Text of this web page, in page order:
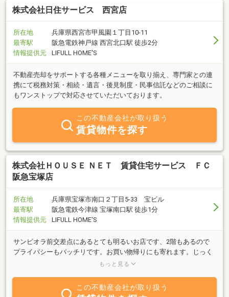
株式会社日住サービス 西宮店
所在地
兵庫県西宮市甲風園１丁目10-11
最寄駅
阪急電鉄神戸線 西宮北口駅 徒歩2分
情報提供元
LIFULL HOME'S
不動産売却をサポートする各種メニューを取り揃え、専門家との連
携にて税務対策・相続・遺言・後見制度・民事信託などのご相談に
もワンストップで対応させていただいております。
この不動産会社が取り扱う
賃貸物件を探す
株式会社ＨＯＵＳＥ ＮＥＴ 賃貸住宅サービス ＦＣ
阪急宝塚店
所在地
兵庫県宝塚市南口２丁目5-33 宝ビル
最寄駅
阪急電鉄今津線 宝塚南口駅 徒歩1分
情報提供元
LIFULL HOME'S
サンビオラ前交差点にあるとても明るいお店です、2階もあるので
プライバシーもバッチリです。お買い物帰りにも寄れます。じっく
り話し込み、悔いの無いお部屋探しができます。広いお店と明るい
もっと見る
この不動産会社が取り扱う